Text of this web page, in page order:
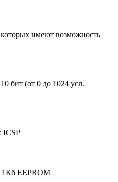
имеют возможность
бит (от 0 до 1024 усл.
ICSP
EEPROM